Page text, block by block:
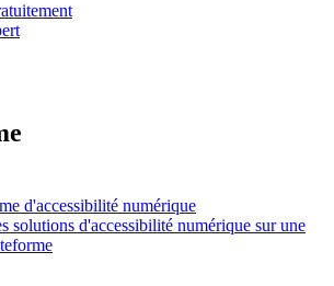
d'accessibilité numérique
solutions d'accessibilité numérique sur une